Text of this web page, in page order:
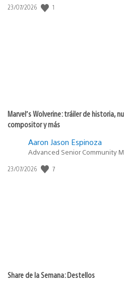
Fecha
23/07/2026 1
Marvel’s Wolverine: tráiler de historia,
compositor y más
Aaron Jason Espinoza
Advanced Senior Community
Fecha
23/07/2026 7
Share de la Semana: Destellos